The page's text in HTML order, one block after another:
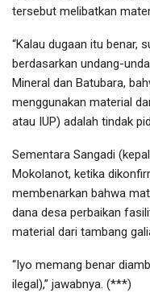
tersebut melibatkan
“Kalau dugaan itu benar,
berdasarkan undang-
Mineral dan Batubara,
menggunakan material
atau IUP) adalah tindak
Sementara Sangadi
Mokolanot, ketika
membenarkan bahwa
dana desa perbaikan
material dari tambang
“Iyo memang benar
ilegal),” jawabnya. (***)